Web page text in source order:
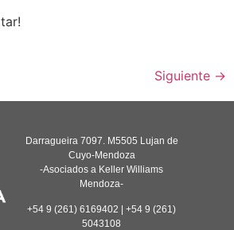
Siguiente →
Darragueira 7097. M5505 Lujan de
Cuyo-Mendoza
-Asociados a Keller Williams
Mendoza-
+54 9 (261) 6169402 | +54 9 (261)
5043108